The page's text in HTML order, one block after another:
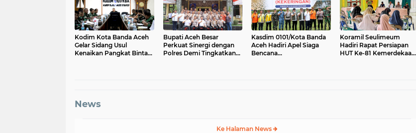
Kodim Kota Banda Aceh
Gelar Sidang Usul
Kenaikan Pangkat Bintara
Bupati Aceh Besar
Perkuat Sinergi dengan
Polres Demi Tingkatkan
Kasdim 0101/Kota Banda
Aceh Hadiri Apel Siaga
Bencana
Koramil Seulimeum
Hadiri Rapat Persiapan
HUT Ke-81 Kemerdekaan
News
Ke Halaman News